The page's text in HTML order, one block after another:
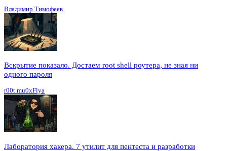
Владимир Тимофеев
Вскрытие показало. Достаем root shell роутера, не зная ни
одного пароля
r00t.mu0xFlya
Лаборатория хакера. 7 утилит для пентеста и разработки